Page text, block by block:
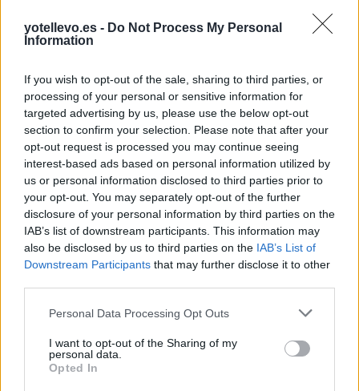
yotellevo.es - Do Not Process My Personal
Information
If you wish to opt-out of the sale, sharing to third parties, or
processing of your personal or sensitive information for
targeted advertising by us, please use the below opt-out
section to confirm your selection. Please note that after your
opt-out request is processed you may continue seeing
interest-based ads based on personal information utilized by
us or personal information disclosed to third parties prior to
your opt-out. You may separately opt-out of the further
disclosure of your personal information by third parties on the
IAB’s list of downstream participants. This information may
also be disclosed by us to third parties on the IAB’s List of
Downstream Participants that may further disclose it to other
Personal Data Processing Opt Outs
I want to opt-out of the Sharing of my
personal data.
Opted In
Cómo ir desde Paracuellos De Jarama a
Hernani